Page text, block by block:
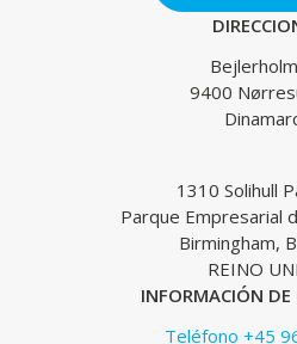
9400
1310 Solihull
Parque Empresarial
Birmingham,
REINO
INFORMACIÓN
Teléfono +45